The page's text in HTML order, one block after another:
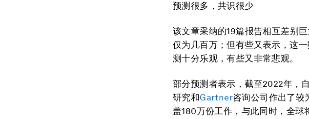
预测很多，共识很少
该文章采纳的19篇报告相互差别
仅为几百万；但有些又表示，这
测十分乐观，有些又非常悲观。
部分预测者表示，截至2022年，
研究和Gartner咨询公司作出了较
盖180万份工作，与此同时，全